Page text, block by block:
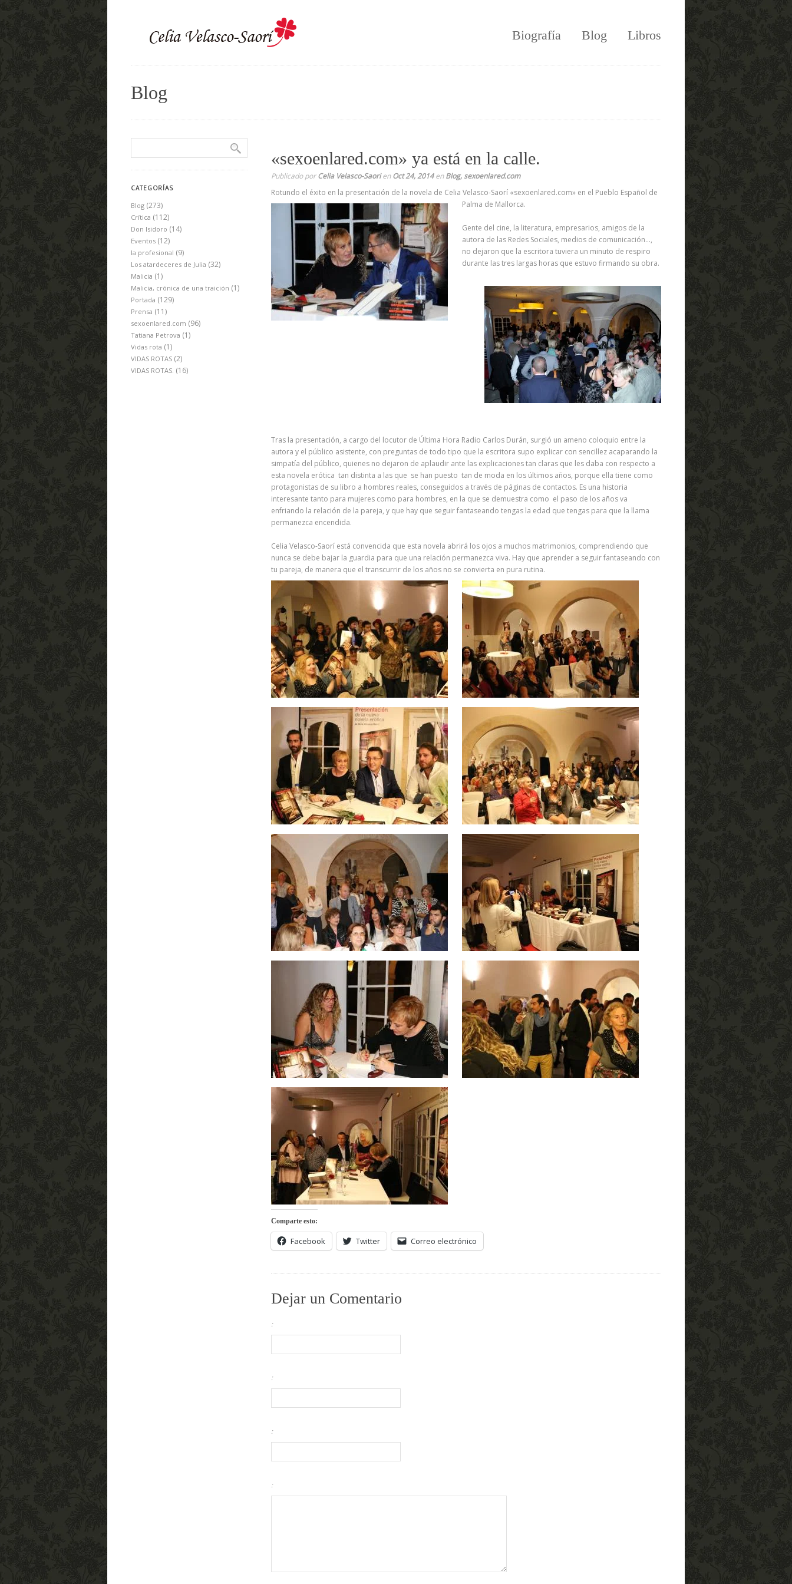
Biografía Blog Libros
Blog
«sexoenlared.com» ya está en la calle.
Publicado porCelia Velasco-SaorienOct 24, 2014enBlog, sexoenlared.com
Rotundo el éxito en la presentación de la novela de Celia Velasco-Saorí «sexoenlared.com» en el Pueblo Español de
Palma de Mallorca.
Gente del cine, la literatura, empresarios, amigos de la
autora de las Redes Sociales, medios de comunicación…,
no dejaron que la escritora tuviera un minuto de respiro
durante las tres largas horas que estuvo firmando su obra.
Tras la presentación, a cargo del locutor de Última Hora Radio Carlos Durán, surgió un ameno coloquio entre la
autora y el público asistente, con preguntas de todo tipo que la escritora supo explicar con sencillez acaparando la
simpatía del público, quienes no dejaron de aplaudir ante las explicaciones tan claras que les daba con respecto a
esta novela erótica tan distinta a las que se han puesto tan de moda en los últimos años, porque ella tiene como
protagonistas de su libro a hombres reales, conseguidos a través de páginas de contactos. Es una historia
interesante tanto para mujeres como para hombres, en la que se demuestra como el paso de los años va
enfriando la relación de la pareja, y que hay que seguir fantaseando tengas la edad que tengas para que la llama
permanezca encendida.
Celia Velasco-Saorí está convencida que esta novela abrirá los ojos a muchos matrimonios, comprendiendo que
nunca se debe bajar la guardia para que una relación permanezca viva. Hay que aprender a seguir fantaseando con
tu pareja, de manera que el transcurrir de los años no se convierta en pura rutina.
Comparte esto:
Facebook Twitter Correo electrónico
Dejar un Comentario
:
:
:
:
CATEGORÍAS
Blog (273)
Crítica (112)
Don Isidoro (14)
Eventos (12)
la profesional (9)
Los atardeceres de Julia (32)
Malicia (1)
Malicia, crónica de una traición (1)
Portada (129)
Prensa (11)
sexoenlared.com (96)
Tatiana Petrova (1)
Vidas rota (1)
VIDAS ROTAS (2)
VIDAS ROTAS. (16)